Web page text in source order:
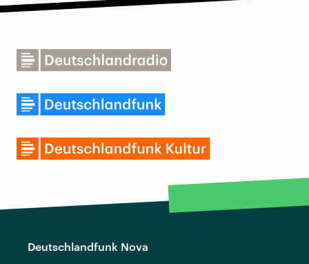
Deutschlandfunk Nova